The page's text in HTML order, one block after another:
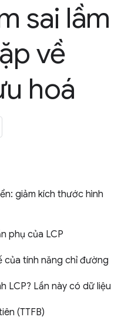
sai lầm
về
hoá
giảm kích thước hình
phụ của LCP
của tính năng chỉ đường
LCP? Lần này có dữ liệu
(TTFB)